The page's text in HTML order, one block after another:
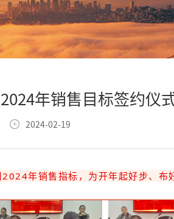
年销售目标签约仪
2024-02-19
年销售指标，为开年起好步、